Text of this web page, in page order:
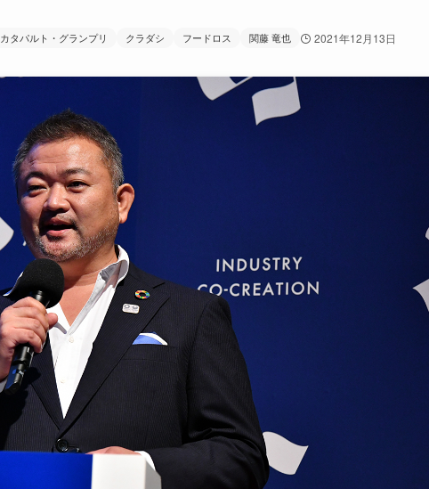
カタパルト・グランプリ クラダシ フードロス 関藤 竜也 2021年12月13日